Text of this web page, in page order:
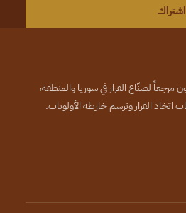
اشتراك
لصنّاع القرار في سوريا والمنطقة،
اتخاذ القرار وترسم خارطة الأولويات.